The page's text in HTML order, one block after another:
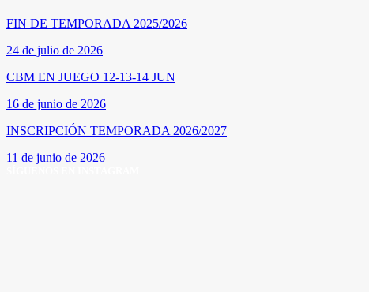
FIN DE TEMPORADA 2025/2026
24 de julio de 2026
CBM EN JUEGO 12-13-14 JUN
16 de junio de 2026
INSCRIPCIÓN TEMPORADA 2026/2027
11 de junio de 2026